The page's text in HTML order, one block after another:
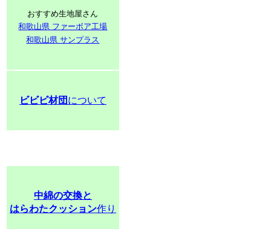
おすすめ生地屋さん
和歌山県 ファーボア工場
和歌山県 サンプラス
ビビビ材団 について
中綿の交換と
はらわたクッション作り